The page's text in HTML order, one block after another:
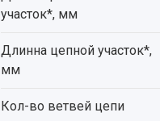
участок*, мм
Длинна цепной участок*,
мм
Кол-во ветвей цепи